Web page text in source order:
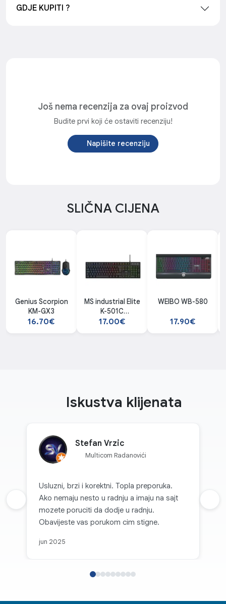
GDJE KUPITI ?
Još nema recenzija za ovaj proizvod
Budite prvi koji će ostaviti recenziju!
Napišite recenziju
SLIČNA CIJENA
Genius Scorpion
KM-GX3
16.70€
MS industrial Elite
K-501C
membranska
17.00€
WEIBO WB-580
17.90€
Iskustva klijenata
Stefan Vrzic
Multicom Radanovići
Usluzni, brzi i korektni. Topla preporuka.
Ako nemaju nesto u radnju a imaju na sajt
mozete poruciti da dodje u radnju.
Obavijeste vas porukom cim stigne.
jun 2025
Prethodna recenzija